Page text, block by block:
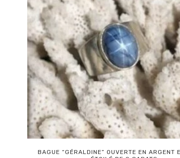
BAGUE “GÉRALDINE” OUVERTE EN ARGENT